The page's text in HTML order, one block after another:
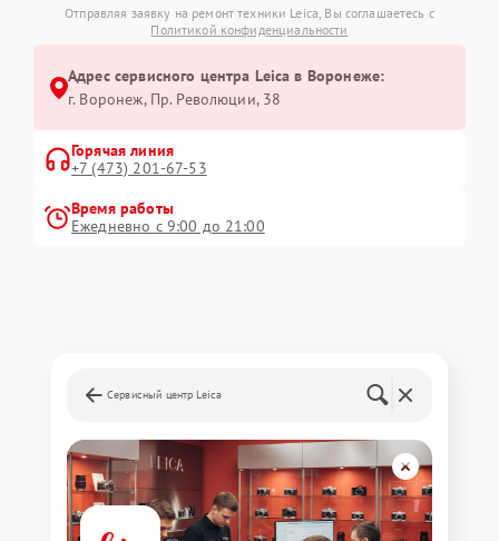
Отправляя заявку на ремонт техники Leica, Вы соглашаетесь с
Политикой конфиденциальности
Адрес сервисного центра Leica в Воронеже:
г. Воронеж, Пр. Революции, 38
Горячая линия
+7 (473) 201-67-53
Время работы
Ежедневно с 9:00 до 21:00
Сервисный центр Leica